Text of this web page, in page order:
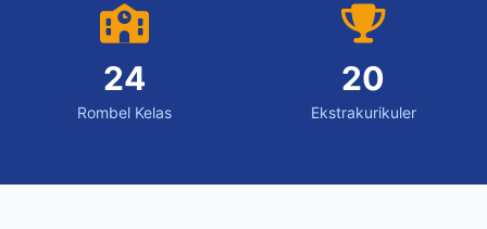
24
Rombel Kelas
20
Ekstrakurikuler